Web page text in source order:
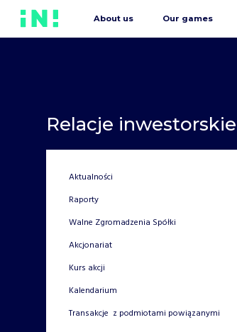
About us Our games
Relacje inwestorskie
Aktualności
Raporty
Walne Zgromadzenia Spółki
Akcjonariat
Kurs akcji
Kalendarium
Transakcje z podmiotami powiązanymi